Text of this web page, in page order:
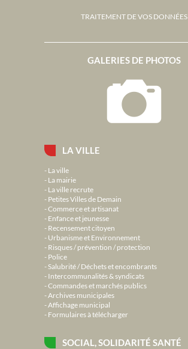
LA VILLE
La ville
La mairie
La ville recrute
Petites Villes de Demain
Commerce et artisanat
Enfance et jeunesse
Recensement citoyen
Urbanisme et Environnement
Risques / prévention / protection
Police
Salubrité / Déchets et encombrants
Intercommunalités & syndicats
Commandes et marchés publics
Archives municipales
Affichage municipal
Formulaires à télécharger
SOCIAL, SOLIDARITÉ SANTÉ
GALERIES DE PHOTOS
TRAITEMENT DE VOS DONNÉES